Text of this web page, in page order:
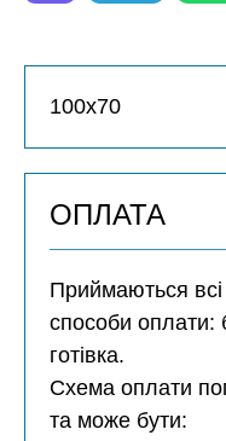
100х70
ОПЛАТА
Приймаються
способи оплати:
готівка.
Схема оплати
та може бути: